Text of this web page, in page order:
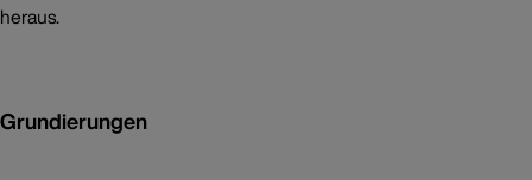
heraus.
Grundierungen